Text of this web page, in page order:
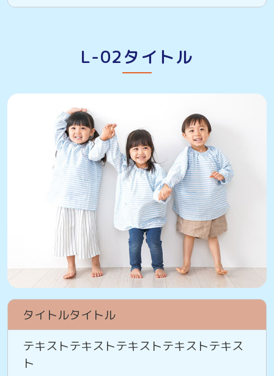
L-02タイトル
タイトルタイトル
テキストテキストテキストテキストテキス
ト